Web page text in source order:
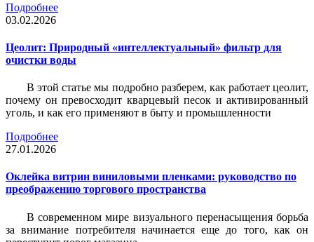
Подробнее
03.02.2026
Цеолит: Природный «интеллектуальный» фильтр для
очистки воды
В этой статье мы подробно разберем, как работает цеолит,
почему он превосходит кварцевый песок и активированный
уголь, и как его применяют в быту и промышленности
Подробнее
27.01.2026
Оклейка витрин виниловыми пленками: руководство по
преображению торгового пространства
В современном мире визуального перенасыщения борьба
за внимание потребителя начинается еще до того, как он